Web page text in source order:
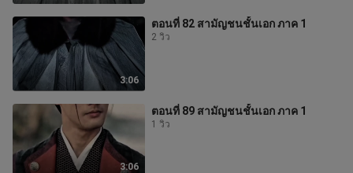
3:06
ตอนที่ 82 สามัญชนชั้นเอก ภาค 1
2 วิว
3:06
ตอนที่ 89 สามัญชนชั้นเอก ภาค 1
1 วิว